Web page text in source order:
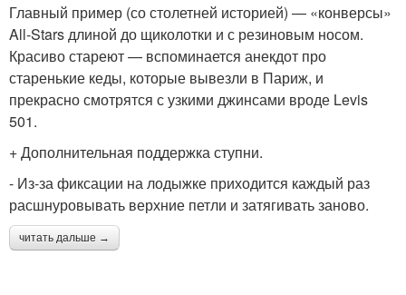
Главный пример (со столетней историей) — «конверсы»
All-Stars длиной до щиколотки и с резиновым носом.
Красиво стареют — вспоминается анекдот про
старенькие кеды, которые вывезли в Париж, и
прекрасно смотрятся с узкими джинсами вроде Levis
501.
+ Дополнительная поддержка ступни.
- Из-за фиксации на лодыжке приходится каждый раз
расшнуровывать верхние петли и затягивать заново.
читать дальше →